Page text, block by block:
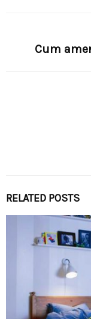
Cum
RELATED POSTS